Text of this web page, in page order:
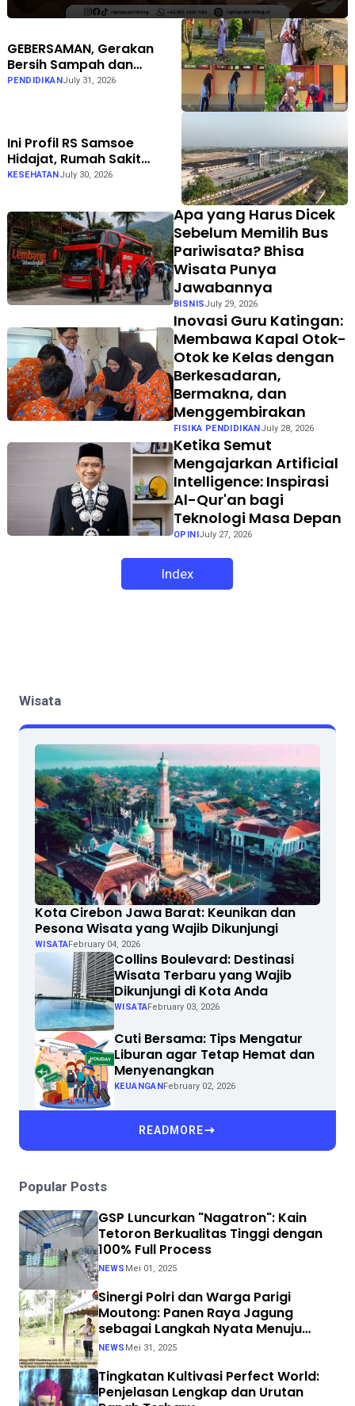
GEBERSAMAN, Gerakan
Bersih Sampah dan
Penataan Taman di SMPN 1
PENDIDIKAN July 31, 2026
Ini Profil RS Samsoe
Hidajat, Rumah Sakit
Umum Swasta Semarang
KESEHATANJuly 30, 2026
Apa yang Harus Dicek
Sebelum Memilih Bus
Pariwisata? Bhisa
Wisata Punya
Jawabannya
BISNISJuly 29, 2026
Inovasi Guru Katingan:
Membawa Kapal Otok-
Otok ke Kelas dengan
Berkesadaran,
Bermakna, dan
Menggembirakan
FISIKA PENDIDIKAN July 28, 2026
Ketika Semut
Mengajarkan Artificial
Intelligence: Inspirasi
Al-Qur'an bagi
Teknologi Masa Depan
OPINI July 27, 2026
Index
Wisata
Kota Cirebon Jawa Barat: Keunikan dan
Pesona Wisata yang Wajib Dikunjungi
WISATAFebruary 04, 2026
Collins Boulevard: Destinasi
Wisata Terbaru yang Wajib
Dikunjungi di Kota Anda
WISATAFebruary 03, 2026
Cuti Bersama: Tips Mengatur
Liburan agar Tetap Hemat dan
Menyenangkan
KEUANGANFebruary 02, 2026
READMORE
Popular Posts
GSP Luncurkan "Nagatron": Kain
Tetoron Berkualitas Tinggi dengan
100% Full Process
NEWS Mei 01, 2025
Sinergi Polri dan Warga Parigi
Moutong: Panen Raya Jagung
sebagai Langkah Nyata Menuju
Swasembada Pangan
NEWS Mei 31, 2025
Tingkatan Kultivasi Perfect World:
Penjelasan Lengkap dan Urutan